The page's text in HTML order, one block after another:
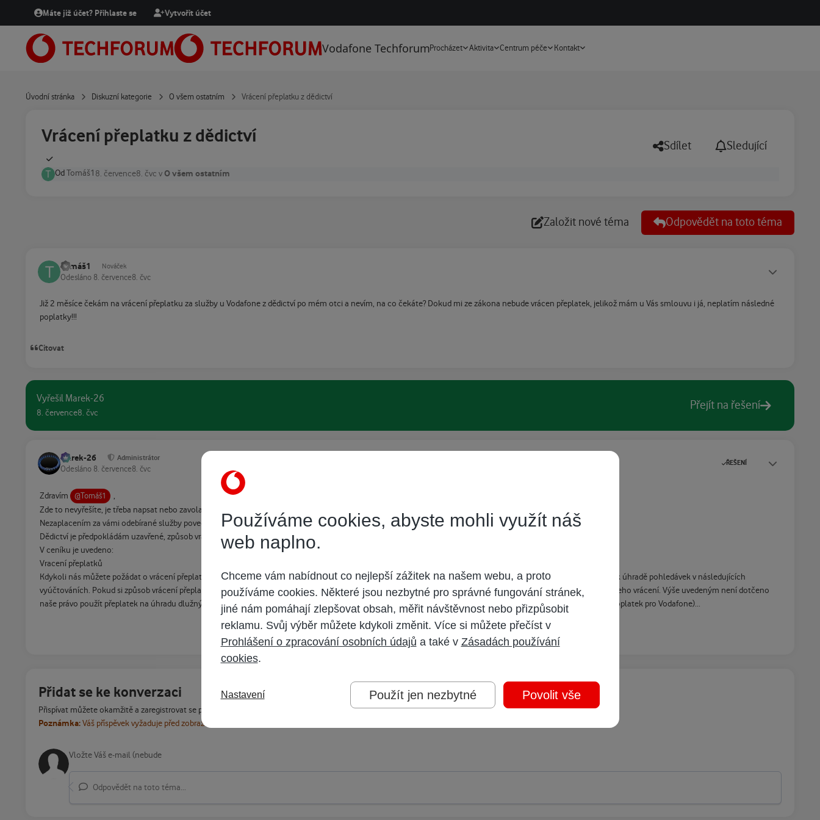
Přejít na obsah
Máte již účet? Přihlaste se Vytvořit účet
Vodafone TechforumProcházet Aktivita Centrum péče Kontakt
Úvodní stránka Diskuzní kategorie O všem ostatním Vrácení přeplatku z dědictví
Vrácení přeplatku z dědictví
Sdílet Sledující
OdTomáš1 8. července8. čvc v O všem ostatním
Založit nové téma Odpovědět na toto téma
Tomáš1 Nováček
Odesláno 8. července8. čvc
Již 2 měsíce čekám na vrácení přeplatku za služby u Vodafone z dědictví po mém otci a nevím, na co čekáte? Dokud mi ze zákona nebude vrácen přeplatek, jelikož mám u Vás smlouvu i já, neplatím následné
poplatky!!!
Citovat
Vyřešil Marek-26
8. července8. čvc
Přejít na řešení
Marek-26 Administrátor
Odesláno 8. července8. čvc
ŘEŠENÍ
Zdravím @Tomáš1
,
Zde to nevyřešíte, je třeba napsat nebo zavolat přímo do Vodafone
Nezaplacením za vámi odebírané služby povede akorát k pozastavení služeb a případné smluvní sankci
Dědictví je předpokládám uzavřené, způsob vrácení přeplatku jste nahlásil. Pak by měl být do 60 dní dle podmínek přeplatek zaslán.
V ceníku je uvedeno:
Vracení přeplatků
Kdykoli nás můžete požádat o vrácení přeplatku poštou na území České republiky, převodem na bankovní účet vedený v České republice, nebo jej můžeme použít k úhradě pohledávek v následujících
vyúčtováních. Pokud si způsob vrácení přeplatku nezvolíte, použijeme jej na úhradu vyúčtování. Přeplatek vám vrátíme ve lhůtě 60 dnů od obdržení vaší žádosti o jeho vrácení. Výše uvedeným není dotčeno
naše právo použít přeplatek na úhradu dlužných částek zákazníka. V případě zaslání na zahraniční bankovní účet nese zákazník náklady své banky (nejedná se o poplatek pro Vodafone)...
Přidat se ke konverzaci
Přispívat můžete okamžitě a zaregistrovat se později. Pokud máte účet, a přispívejte pod Vaším účtem.
Poznámka:Váš příspěvek vyžaduje před zobrazením schválení moderátorem.
Odpovědět na toto téma...
Používáme cookies, abyste mohli využít náš
web naplno.
Chceme vám nabídnout co nejlepší zážitek na našem webu, a proto
používáme cookies. Některé jsou nezbytné pro správné fungování stránek,
jiné nám pomáhají zlepšovat obsah, měřit návštěvnost nebo přizpůsobit
reklamu. Svůj výběr můžete kdykoli změnit. Více si můžete přečíst v
Prohlášení o zpracování osobních údajů a také v Zásadách používání
cookies.
Použít jen nezbytné Povolit vše
Nastavení